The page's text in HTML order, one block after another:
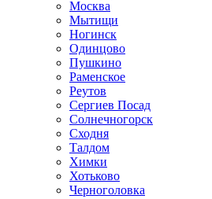
Москва
Мытищи
Ногинск
Одинцово
Пушкино
Раменское
Реутов
Сергиев Посад
Солнечногорск
Сходня
Талдом
Химки
Хотьково
Черноголовка